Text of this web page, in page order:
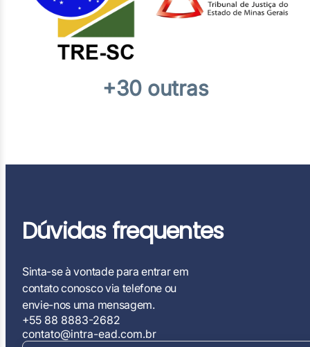
+30 outras
Dúvidas frequentes
Sinta-se à vontade para entrar em
contato conosco via telefone ou
envie-nos uma mensagem.
+55 88 8883-2682
contato@intra-ead.com.br